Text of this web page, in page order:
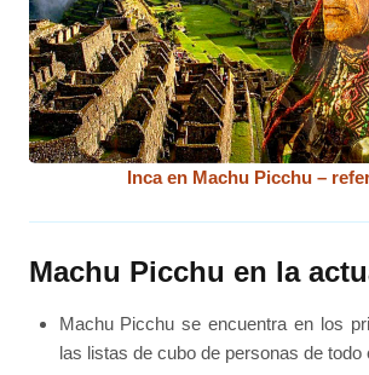
Inca en Machu Picchu –
Machu Picchu en la
Machu Picchu se encuentra en los
las listas de cubo de personas de todo